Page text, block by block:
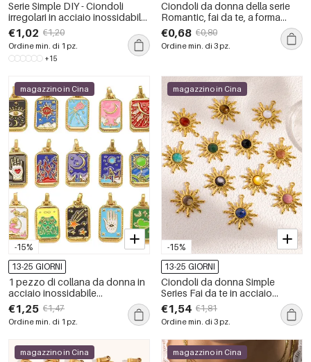
Serie Simple DIY - Ciondoli
irregolari in acciaio inossidabile
impermeabile color oro con
strass
€1,02 €1,20
Ordine min. di 1 pz.
+15
Ciondoli da donna della serie
Romantic, fai da te, a forma
irregolare, in acciaio
inossidabile, impermeabili, color
oro, con motivo a ciliegia.
€0,68 €0,80
Ordine min. di 3 pz.
-15%
magazzino in Cina
13-25 GIORNI
1 pezzo di collana da donna in
acciaio inossidabile
impermeabile color oro con
goccia di sole, elegante e
romantica serie
€1,25 €1,47
Ordine min. di 1 pz.
-15%
magazzino in Cina
13-25 GIORNI
Ciondoli da donna Simple
Series Fai da te in acciaio
inossidabile, impermeabili, color
oro, con pietra naturale.
€1,54 €1,81
Ordine min. di 3 pz.
magazzino in Cina magazzino in Cina